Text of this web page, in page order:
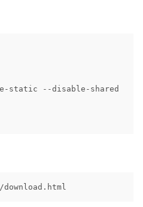
static --disable-shared